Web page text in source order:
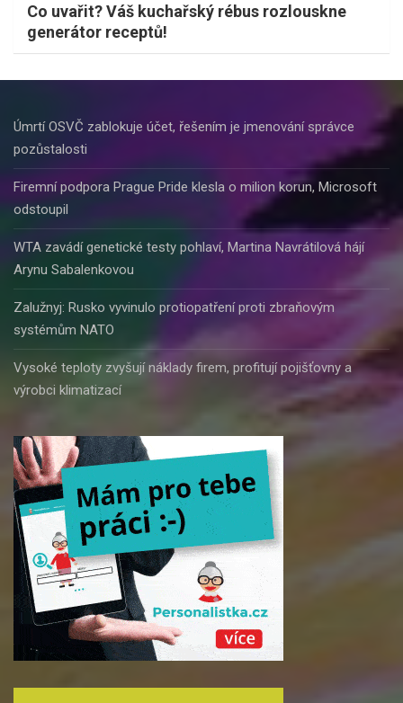
Co uvařit? Váš kuchařský rébus rozlouskne
generátor receptů!
Úmrtí OSVČ zablokuje účet, řešením je jmenování správce
pozůstalosti
Firemní podpora Prague Pride klesla o milion korun, Microsoft
odstoupil
WTA zavádí genetické testy pohlaví, Martina Navrátilová hájí
Arynu Sabalenkovou
Zalužnyj: Rusko vyvinulo protiopatření proti zbraňovým
systémům NATO
Vysoké teploty zvyšují náklady firem, profitují pojišťovny a
výrobci klimatizací